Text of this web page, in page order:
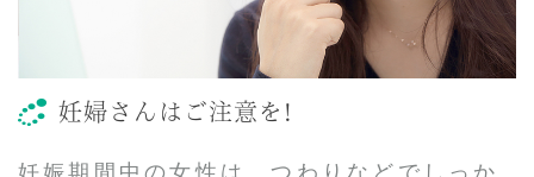
妊婦さんはご注意を!
妊娠期間中の女性は、つわりなどでしっか